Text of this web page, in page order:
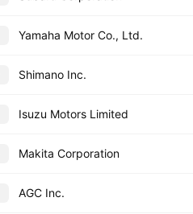
Yamaha Motor Co., Ltd.
Shimano Inc.
Isuzu Motors Limited
Makita Corporation
AGC Inc.